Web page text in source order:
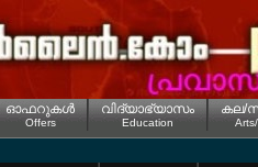
ഓഫറുകള്‍
Offers
വിദ്യാഭ്യാസം
Education
കല/